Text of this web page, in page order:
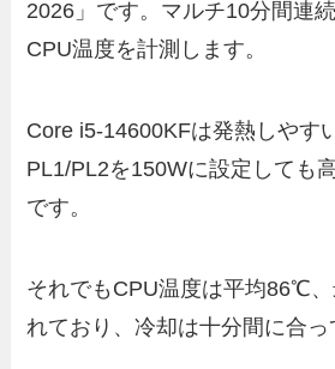
2026」です。マルチ10分間連
CPU温度を計測します。
Core i5-14600KFは発熱しやす
PL1/PL2を150Wに設定しても
です。
それでもCPU温度は平均86℃
れており、冷却は十分間に合っ